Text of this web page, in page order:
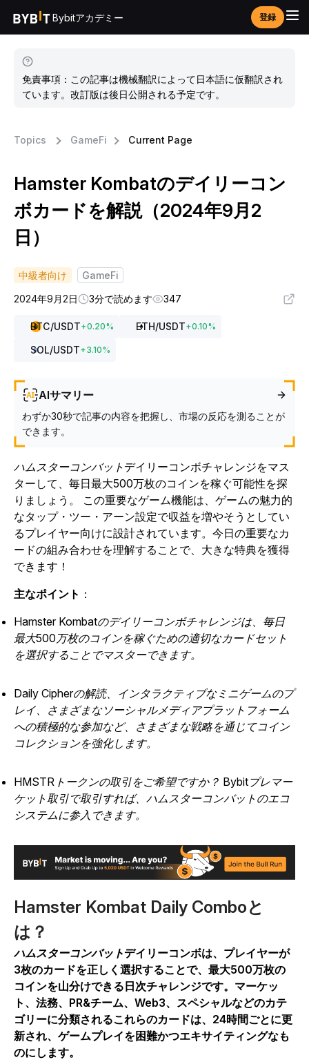
Bybitアカデミー 登録
免責事項：この記事は機械翻訳によって日本語に仮翻訳され
ています。改訂版は後日公開される予定です。
Topics GameFi Current Page
Hamster Kombatのデイリーコン
ボカードを解説（2024年9月2
日）
中級者向け
GameFi
2024年9月2日
3分で読めます 347
BTC/USDT+0.20% ETH/USDT+0.10%
SOL/USDT+3.10%
AIサマリー
わずか30秒で記事の内容を把握し、市場の反応を測ることが
できます。
ハムスターコンバット デイリーコンボチャレンジをマス
ターして、毎日最大500万枚のコインを稼ぐ可能性を探
りましょう。
この重要なゲーム機能は、ゲームの魅力的
なタップ・ツー・アーン設定で収益を増やそうとしてい
るプレイヤー向けに設計されています。今日の重要なカ
ードの組み合わせを理解することで、大きな特典を獲得
できます！
主なポイント ：
Hamster Kombatのデイリーコンボチャレンジは、毎日
最大500万枚のコインを稼ぐための適切なカードセット
を選択することでマスターできます。
Daily Cipherの解読、インタラクティブなミニゲームのプ
レイ、さまざまなソーシャルメディアプラットフォーム
への積極的な参加など、さまざまな戦略を通じてコイン
コレクションを強化します。
HMSTRトークンの取引をご希望ですか？ Bybitプレマー
ケット取引で取引すれば、ハムスターコンバットのエコ
システムに参入できます。
Hamster Kombat Daily Comboと
は？
ハムスターコンバットデイリーコンボは、プレイヤーが
3枚のカードを正しく選択することで、最大500万枚の
コインを山分けできる日次チャレンジです。マーケッ
ト、法務、PR&チーム、Web3、スペシャルなどのカテ
ゴリーに分類されるこれらのカードは、24時間ごとに更
新され、ゲームプレイを困難かつエキサイティングなも
のにします。